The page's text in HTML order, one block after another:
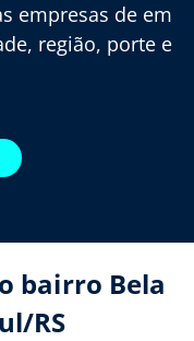
empresas de em
região, porte e
bairro Bela
RS